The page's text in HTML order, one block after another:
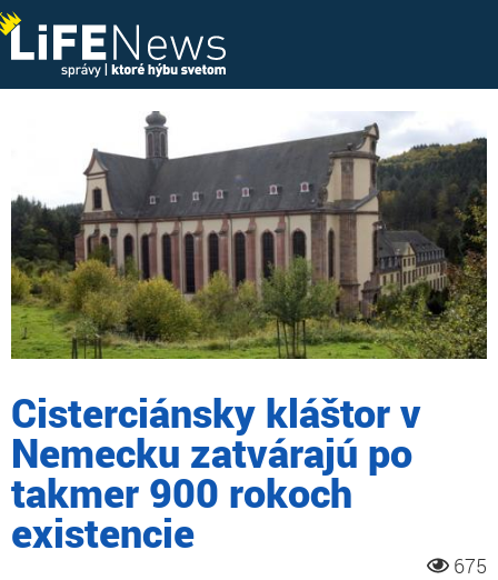
Cisterciánsky kláštor v
Nemecku zatvárajú po
takmer 900 rokoch
existencie
675